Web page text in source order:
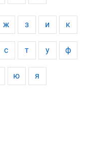
ж з и к
с т у ф
ю я